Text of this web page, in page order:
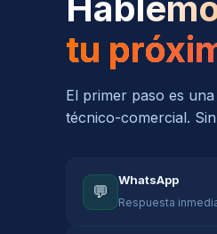
tu
El primer paso es
técnico-comercial.
💬
WhatsApp
Respuesta